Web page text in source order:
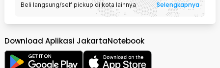
Beli langsung/self pickup di kota lainnya Selengkapnya
Download Aplikasi JakartaNotebook